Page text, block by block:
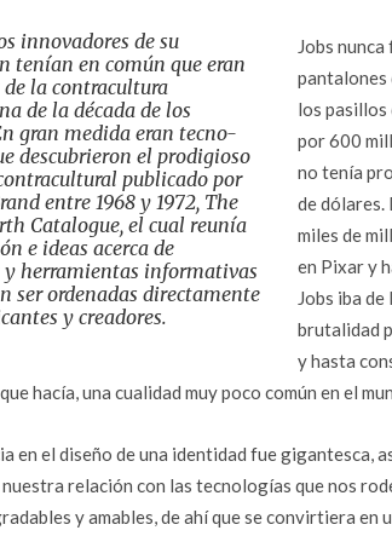
innovadores de su
tenían en común que eran
de la contracultura
de la década de los
gran medida eran tecno-
descubrieron el prodigioso
publicado por
entre 1968 y 1972, The
Catalogue, el cual reunía
e ideas acerca de
y herramientas informativas
ser ordenadas directamente
y creadores.
Jobs
pantalones
los pasillos
por 600
no tenía
de dólares.
miles de
en Pixar y
Jobs iba
brutalidad
y hasta
hacía, una cualidad muy poco común en el
en el diseño de una identidad fue gigantesca,
relación con las tecnologías que nos
y amables, de ahí que se convirtiera